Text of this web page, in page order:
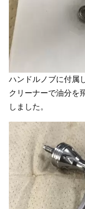
ハンドルノブに付属
クリーナーで油分を
しました。